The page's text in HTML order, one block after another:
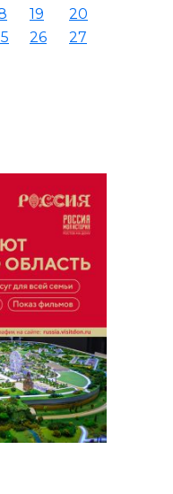
19
20
26
27